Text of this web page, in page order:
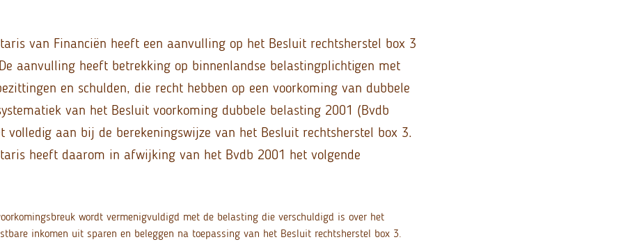
van Financiën heeft een aanvulling op het Besluit rechtsherstel box 3
aanvulling heeft betrekking op binnenlandse belastingplichtigen met
en schulden, die recht hebben op een voorkoming van dubbele
van het Besluit voorkoming dubbele belasting 2001 (Bvdb
volledig aan bij de berekeningswijze van het Besluit rechtsherstel box 3.
heeft daarom in afwijking van het Bvdb 2001 het volgende
wordt vermenigvuldigd met de belasting die verschuldigd is over het
inkomen uit sparen en beleggen na toepassing van het Besluit rechtsherstel box 3.